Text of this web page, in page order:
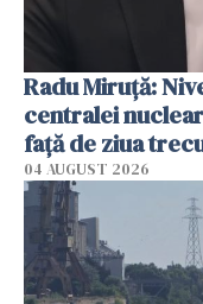
Radu Miruţă:
centralei
faţă de ziua
04 AUGUST 2026